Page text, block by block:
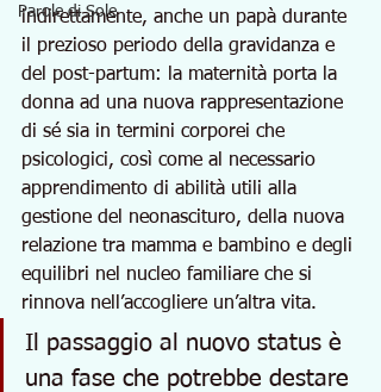
Parole di Sole
indirettamente, anche un papà durante
il prezioso periodo della gravidanza e
del post-partum: la maternità porta la
donna ad una nuova rappresentazione
di sé sia in termini corporei che
psicologici, così come al necessario
apprendimento di abilità utili alla
gestione del neonascituro, della nuova
relazione tra mamma e bambino e degli
equilibri nel nucleo familiare che si
rinnova nell’accogliere un’altra vita.
Il passaggio al nuovo status è
una fase che potrebbe destare